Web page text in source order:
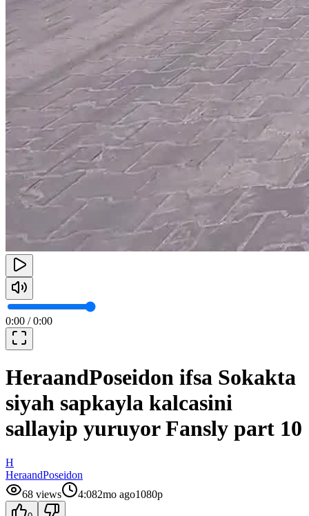
0:00 /0:00
HeraandPoseidon ifsa Sokakta
siyah sapkayla kalcasini
sallayip yuruyor Fansly part 10
H
HeraandPoseidon
68 views 4:082mo ago1080p